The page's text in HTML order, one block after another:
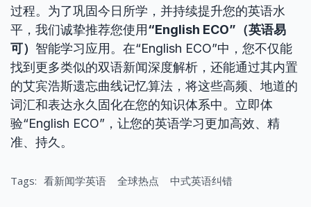
过程。为了巩固今日所学，并持续提升您的英语水
平，我们诚挚推荐您使用“English ECO”（英语易
可） 智能学习应用。在“English ECO”中，您不仅能
找到更多类似的双语新闻深度解析，还能通过其内置
的艾宾浩斯遗忘曲线记忆算法，将这些高频、地道的
词汇和表达永久固化在您的知识体系中。立即体
验“English ECO”，让您的英语学习更加高效、精
准、持久。
Tags: 看新闻学英语 全球热点 中式英语纠错